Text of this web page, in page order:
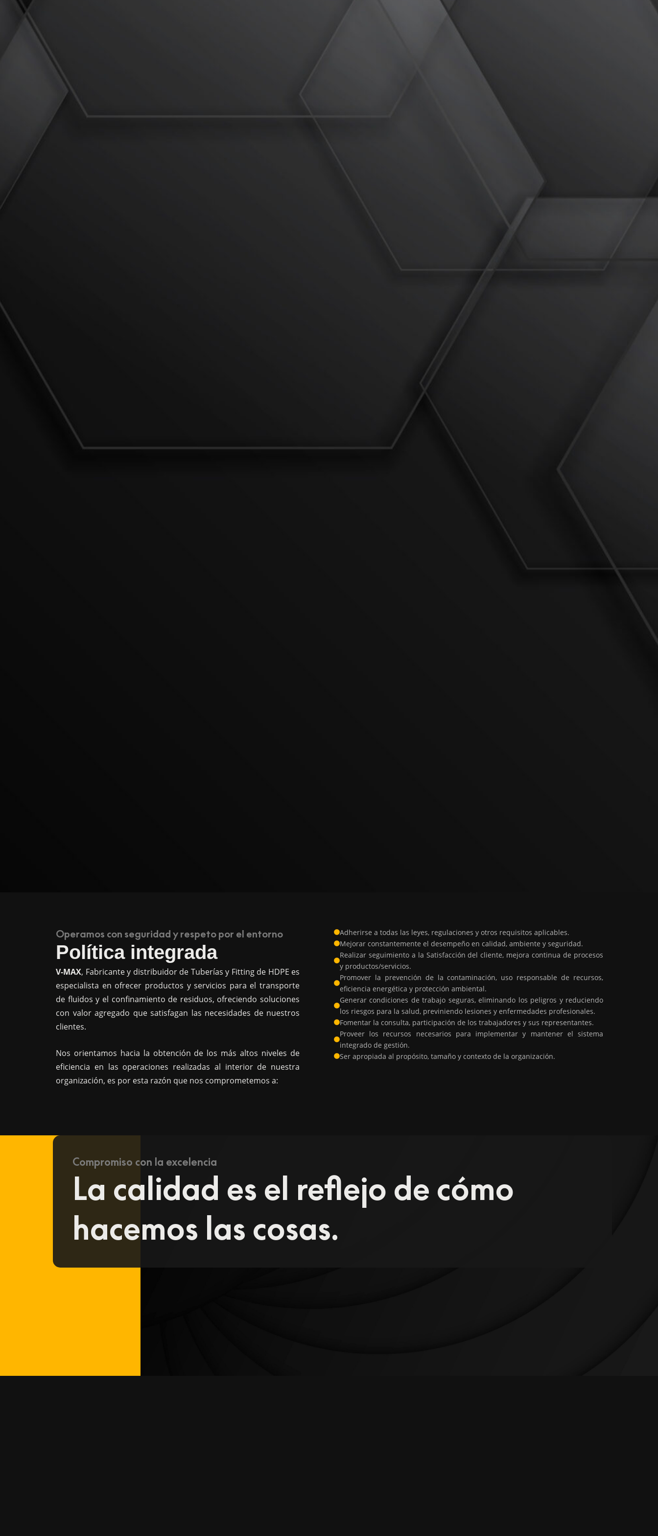
Operamos con seguridad y respeto por el entorno
Política integrada
V-MAX, Fabricante y distribuidor de Tuberías y Fitting de HDPE es
especialista en ofrecer productos y servicios para el transporte
de fluidos y el confinamiento de residuos, ofreciendo soluciones
con valor agregado que satisfagan las necesidades de nuestros
clientes.
Nos orientamos hacia la obtención de los más altos niveles de
eficiencia en las operaciones realizadas al interior de nuestra
organización, es por esta razón que nos comprometemos a:
Adherirse a todas las leyes, regulaciones y otros requisitos aplicables.
Mejorar constantemente el desempeño en calidad, ambiente y seguridad.
Realizar seguimiento a la Satisfacción del cliente, mejora continua de procesos
y productos/servicios.
Promover la prevención de la contaminación, uso responsable de recursos,
eficiencia energética y protección ambiental.
Generar condiciones de trabajo seguras, eliminando los peligros y reduciendo
los riesgos para la salud, previniendo lesiones y enfermedades profesionales.
Fomentar la consulta, participación de los trabajadores y sus representantes.
Proveer los recursos necesarios para implementar y mantener el sistema
integrado de gestión.
Ser apropiada al propósito, tamaño y contexto de la organización.
Compromiso con la excelencia
La calidad es el reflejo de cómo
hacemos las cosas.